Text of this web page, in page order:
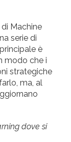
Machine
serie di
è
modo che i
strategiche
ma, al
dove si